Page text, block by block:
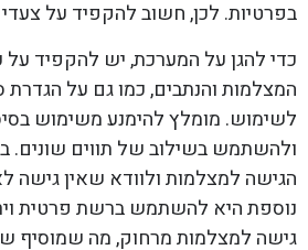
בפרטיות. לכן, חשוב להקפיד על
כדי להגן על המערכת, יש להקפיד על
המצלמות והנתבים, כמו גם על הגדרת
לשימוש. מומלץ להימנע משימוש
ולהשתמש בשילוב של תווים שונים.
הגישה למצלמות ולוודא שאין גישה
גישה למצלמות מרחוק, מה שמוסיף